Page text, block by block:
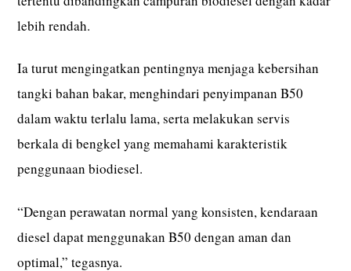
lebih rendah.
Ia turut mengingatkan pentingnya menjaga kebersihan
tangki bahan bakar, menghindari penyimpanan B50
dalam waktu terlalu lama, serta melakukan servis
berkala di bengkel yang memahami karakteristik
penggunaan biodiesel.
“Dengan perawatan normal yang konsisten, kendaraan
diesel dapat menggunakan B50 dengan aman dan
optimal,” tegasnya.